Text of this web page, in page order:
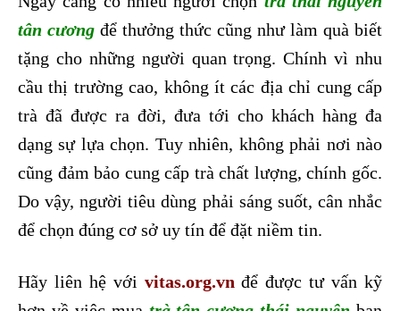
tân cương để thưởng thức cũng như làm quà biết
tặng cho những người quan trọng. Chính vì nhu
cầu thị trường cao, không ít các địa chỉ cung cấp
trà đã được ra đời, đưa tới cho khách hàng đa
dạng sự lựa chọn. Tuy nhiên, không phải nơi nào
cũng đảm bảo cung cấp trà chất lượng, chính gốc.
Do vậy, người tiêu dùng phải sáng suốt, cân nhắc
để chọn đúng cơ sở uy tín để đặt niềm tin.
Hãy liên hệ với vitas.org.vn để được tư vấn kỹ